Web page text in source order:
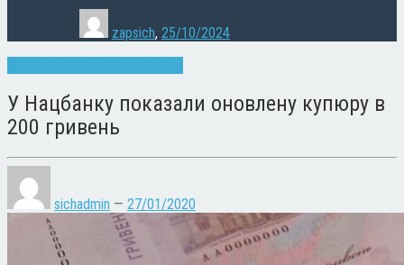
zapsich, 25/10/2024
У Нацбанку показали оновлену купюру в
200 гривень
sichadmin — 27/01/2020